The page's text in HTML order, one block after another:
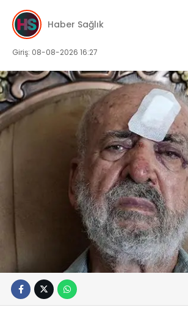
Haber Sağlık
Giriş: 08-08-2026 16:27